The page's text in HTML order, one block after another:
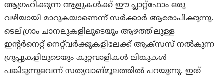
ആഗ്രഹിക്കുന്ന ആളുകൾക്ക് ഈ പ്ലാറ്റ്‌ഫോം ഒരു
വഴിയായി മാറുകയാണെന്ന് സർക്കാർ ആരോപിക്കുന്നു.
ടെലിഗ്രാം ചാനലുകളിലൂടെയും ആഴത്തിലുള്ള
ഇന്റർനെറ്റ് നെറ്റ്‌വർക്കുകളിലേക്ക് ആക്‌സസ് നൽകുന്ന
ഗ്രൂപ്പുകളിലൂടെയും കുറ്റവാളികൾ ലിങ്കുകൾ
പങ്കിടുന്നുവെന്ന് സത്യവാങ്മൂലത്തിൽ പറയുന്നു. ഇത്